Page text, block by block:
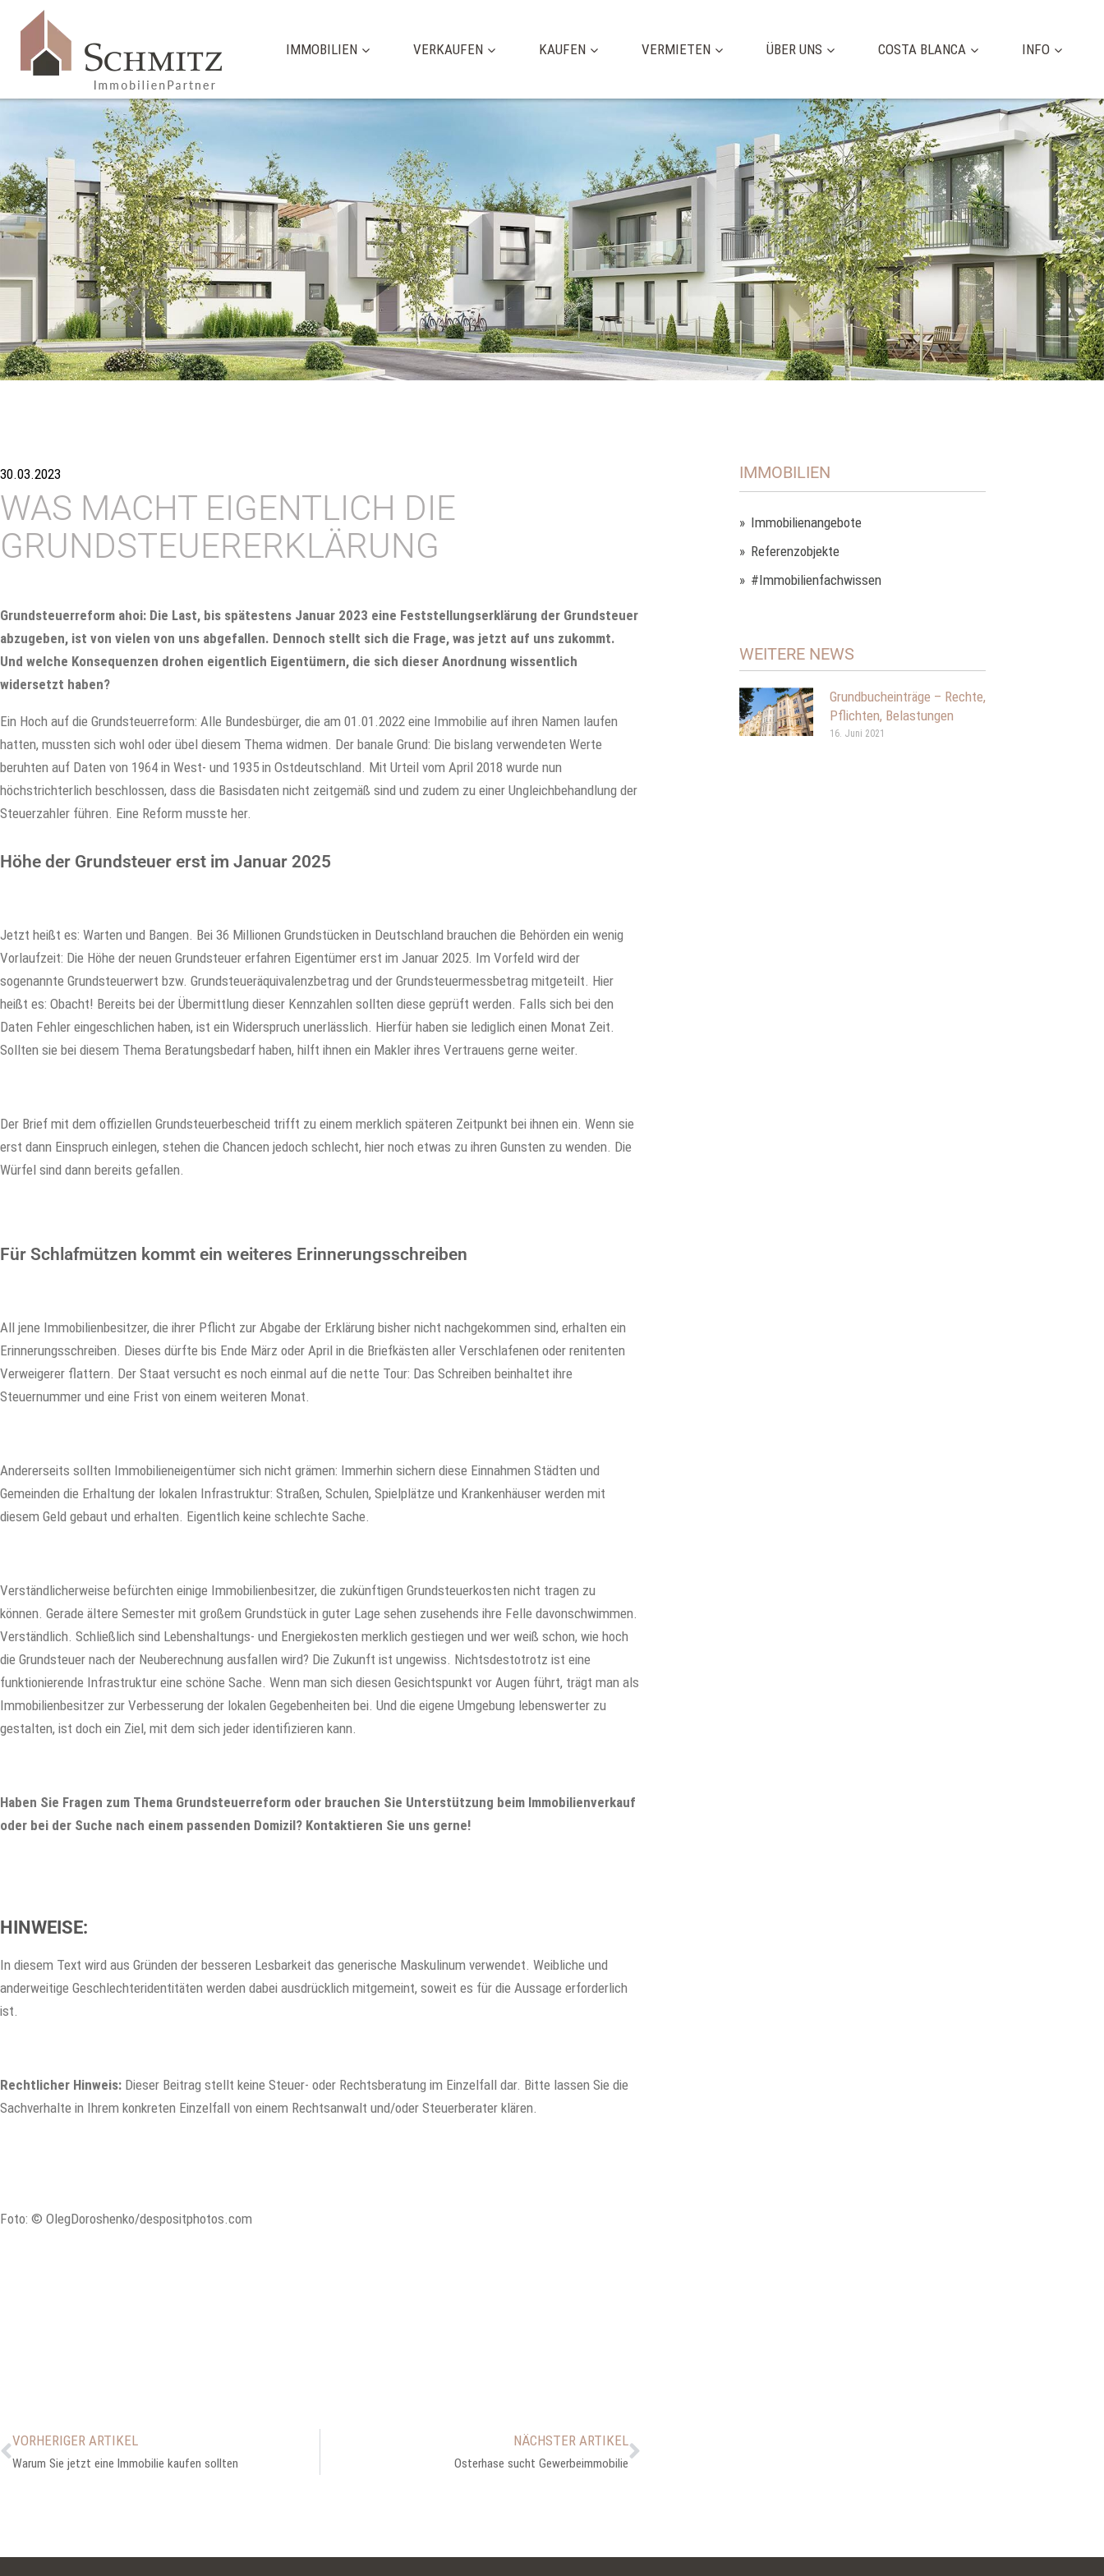
IMMOBILIEN VERKAUFEN KAUFEN VERMIETEN ÜBER UNS COSTA BLANCA INFO
30.03.2023
WAS MACHT EIGENTLICH DIE
GRUNDSTEUERERKLÄRUNG
Grundsteuerreform ahoi: Die Last, bis spätestens Januar 2023 eine Feststellungserklärung der Grundsteuer
abzugeben, ist von vielen von uns abgefallen. Dennoch stellt sich die Frage, was jetzt auf uns zukommt.
Und welche Konsequenzen drohen eigentlich Eigentümern, die sich dieser Anordnung wissentlich
widersetzt haben?
Ein Hoch auf die Grundsteuerreform: Alle Bundesbürger, die am 01.01.2022 eine Immobilie auf ihren Namen laufen
hatten, mussten sich wohl oder übel diesem Thema widmen. Der banale Grund: Die bislang verwendeten Werte
beruhten auf Daten von 1964 in West- und 1935 in Ostdeutschland. Mit Urteil vom April 2018 wurde nun
höchstrichterlich beschlossen, dass die Basisdaten nicht zeitgemäß sind und zudem zu einer Ungleichbehandlung der
Steuerzahler führen. Eine Reform musste her.
Höhe der Grundsteuer erst im Januar 2025
Jetzt heißt es: Warten und Bangen. Bei 36 Millionen Grundstücken in Deutschland brauchen die Behörden ein wenig
Vorlaufzeit: Die Höhe der neuen Grundsteuer erfahren Eigentümer erst im Januar 2025. Im Vorfeld wird der
sogenannte Grundsteuerwert bzw. Grundsteueräquivalenzbetrag und der Grundsteuermessbetrag mitgeteilt. Hier
heißt es: Obacht! Bereits bei der Übermittlung dieser Kennzahlen sollten diese geprüft werden. Falls sich bei den
Daten Fehler eingeschlichen haben, ist ein Widerspruch unerlässlich. Hierfür haben sie lediglich einen Monat Zeit.
Sollten sie bei diesem Thema Beratungsbedarf haben, hilft ihnen ein Makler ihres Vertrauens gerne weiter.
Der Brief mit dem offiziellen Grundsteuerbescheid trifft zu einem merklich späteren Zeitpunkt bei ihnen ein. Wenn sie
erst dann Einspruch einlegen, stehen die Chancen jedoch schlecht, hier noch etwas zu ihren Gunsten zu wenden. Die
Würfel sind dann bereits gefallen.
Für Schlafmützen kommt ein weiteres Erinnerungsschreiben
All jene Immobilienbesitzer, die ihrer Pflicht zur Abgabe der Erklärung bisher nicht nachgekommen sind, erhalten ein
Erinnerungsschreiben. Dieses dürfte bis Ende März oder April in die Briefkästen aller Verschlafenen oder renitenten
Verweigerer flattern. Der Staat versucht es noch einmal auf die nette Tour: Das Schreiben beinhaltet ihre
Steuernummer und eine Frist von einem weiteren Monat.
Andererseits sollten Immobilieneigentümer sich nicht grämen: Immerhin sichern diese Einnahmen Städten und
Gemeinden die Erhaltung der lokalen Infrastruktur: Straßen, Schulen, Spielplätze und Krankenhäuser werden mit
diesem Geld gebaut und erhalten. Eigentlich keine schlechte Sache.
Verständlicherweise befürchten einige Immobilienbesitzer, die zukünftigen Grundsteuerkosten nicht tragen zu
können. Gerade ältere Semester mit großem Grundstück in guter Lage sehen zusehends ihre Felle davonschwimmen.
Verständlich. Schließlich sind Lebenshaltungs- und Energiekosten merklich gestiegen und wer weiß schon, wie hoch
die Grundsteuer nach der Neuberechnung ausfallen wird? Die Zukunft ist ungewiss. Nichtsdestotrotz ist eine
funktionierende Infrastruktur eine schöne Sache. Wenn man sich diesen Gesichtspunkt vor Augen führt, trägt man als
Immobilienbesitzer zur Verbesserung der lokalen Gegebenheiten bei. Und die eigene Umgebung lebenswerter zu
gestalten, ist doch ein Ziel, mit dem sich jeder identifizieren kann.
Haben Sie Fragen zum Thema Grundsteuerreform oder brauchen Sie Unterstützung beim Immobilienverkauf
oder bei der Suche nach einem passenden Domizil? Kontaktieren Sie uns gerne!
HINWEISE:
In diesem Text wird aus Gründen der besseren Lesbarkeit das generische Maskulinum verwendet. Weibliche und
anderweitige Geschlechteridentitäten werden dabei ausdrücklich mitgemeint, soweit es für die Aussage erforderlich
ist.
Rechtlicher Hinweis: Dieser Beitrag stellt keine Steuer- oder Rechtsberatung im Einzelfall dar. Bitte lassen Sie die
Sachverhalte in Ihrem konkreten Einzelfall von einem Rechtsanwalt und/oder Steuerberater klären.
Foto: © OlegDoroshenko/despositphotos.com
VORHERIGER ARTIKEL
Warum Sie jetzt eine Immobilie kaufen sollten
NÄCHSTER ARTIKEL
Osterhase sucht Gewerbeimmobilie
IMMOBILIEN
Immobilienangebote
Referenzobjekte
#Immobilienfachwissen
WEITERE NEWS
Grundbucheinträge – Rechte,
Pflichten, Belastungen
16. Juni 2021